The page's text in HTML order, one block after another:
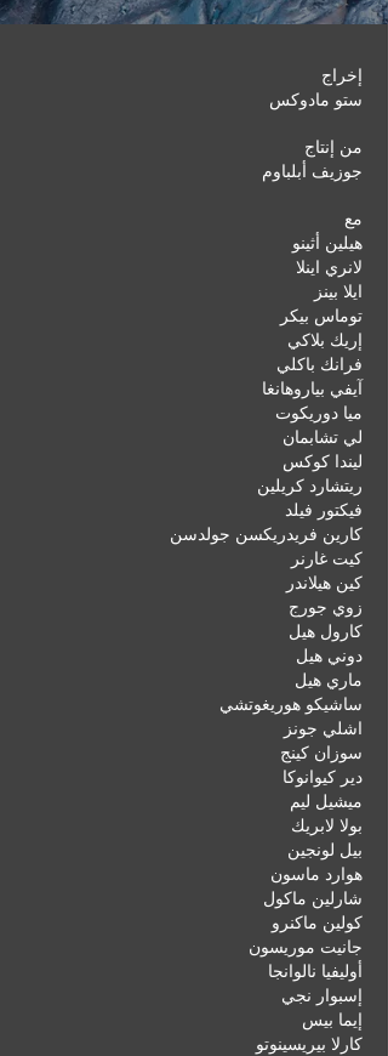
إخراج
ستو مادوكس
من إنتاج
جوزيف أبلباوم
مع
هيلين أثينو
لانري اينلا
ايلا بينز
توماس بيكر
إريك بلاكي
فرانك باكلي
آيفي بياروهانغا
ميا دوريكوت
لي تشابمان
ليندا كوكس
ريتشارد كريلين
فيكتور فيلد
كارين فريدريكسن جولدسن
كيت غارنر
كين هيلاندر
زوي جورج
كارول هيل
دوني هيل
ماري هيل
ساشيكو هوريغوتشي
اشلي جونز
سوزان كينج
دير كيوانوكا
ميشيل ليم
بولا لابريك
بيل لونجين
هوارد ماسون
شارلين ماكول
كولين ماكنرو
جانيت موريسون
أوليفيا نالوانجا
إسبوار نجي
إيما بيس
كارلا بيريسينوتو